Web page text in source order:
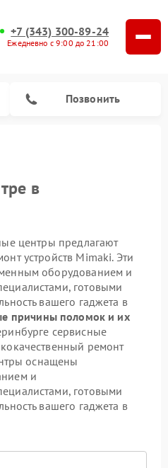
+7 (343) 300-89-24
Ежедневно с 9:00 до 21:00
Позвонить
в
центры предлагают
устройств Mimaki. Эти
оборудованием и
готовыми
вашего гаджета в
причины поломок и их
сервисные
ремонт
оснащены
и
готовыми
вашего гаджета в